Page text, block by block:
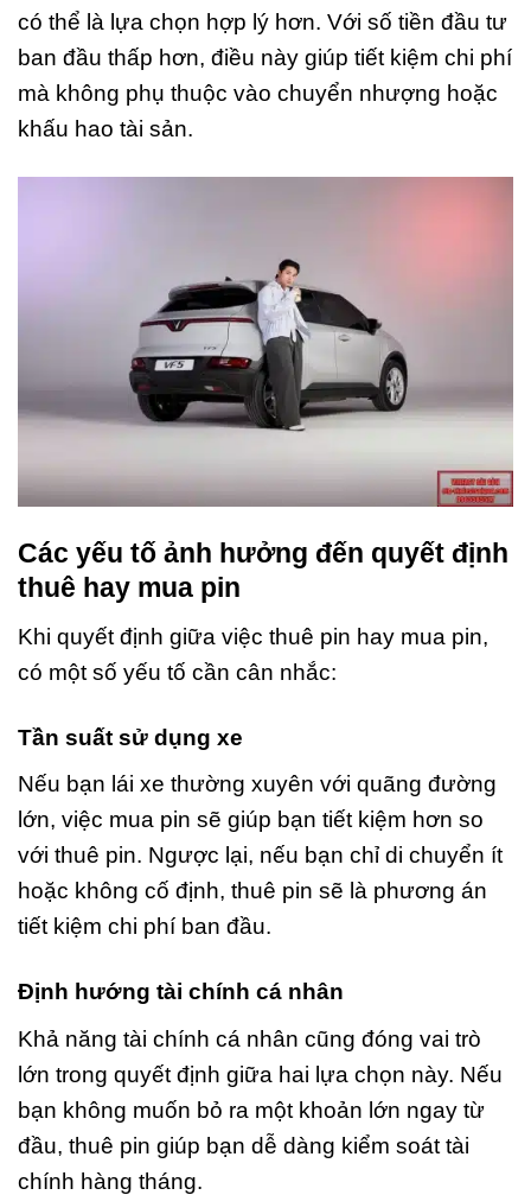
có thể là lựa chọn hợp lý hơn. Với số tiền đầu tư
ban đầu thấp hơn, điều này giúp tiết kiệm chi phí
mà không phụ thuộc vào chuyển nhượng hoặc
khấu hao tài sản.
Các yếu tố ảnh hưởng đến quyết định
thuê hay mua pin
Khi quyết định giữa việc thuê pin hay mua pin,
có một số yếu tố cần cân nhắc:
Tần suất sử dụng xe
Nếu bạn lái xe thường xuyên với quãng đường
lớn, việc mua pin sẽ giúp bạn tiết kiệm hơn so
với thuê pin. Ngược lại, nếu bạn chỉ di chuyển ít
hoặc không cố định, thuê pin sẽ là phương án
tiết kiệm chi phí ban đầu.
Định hướng tài chính cá nhân
Khả năng tài chính cá nhân cũng đóng vai trò
lớn trong quyết định giữa hai lựa chọn này. Nếu
bạn không muốn bỏ ra một khoản lớn ngay từ
đầu, thuê pin giúp bạn dễ dàng kiểm soát tài
chính hàng tháng.